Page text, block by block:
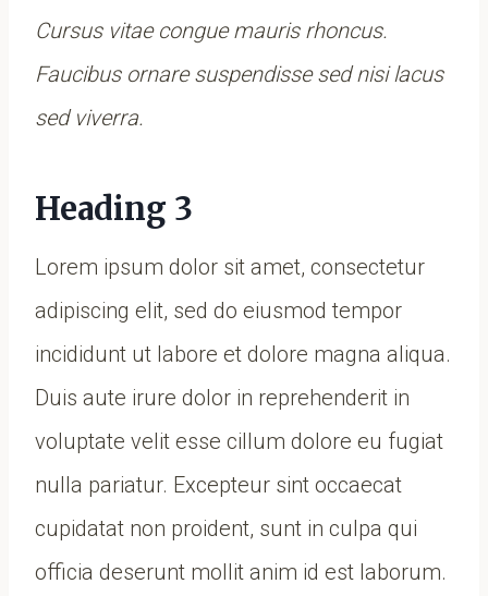
Cursus vitae congue mauris rhoncus.
Faucibus ornare suspendisse sed nisi lacus
sed viverra.
Heading 3
Lorem ipsum dolor sit amet, consectetur
adipiscing elit, sed do eiusmod tempor
incididunt ut labore et dolore magna aliqua.
Duis aute irure dolor in reprehenderit in
voluptate velit esse cillum dolore eu fugiat
nulla pariatur. Excepteur sint occaecat
cupidatat non proident, sunt in culpa qui
officia deserunt mollit anim id est laborum.